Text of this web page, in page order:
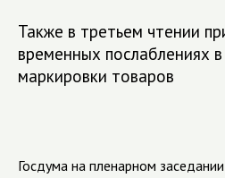
Также в третьем чтении
временных послаблениях
маркировки товаров
Госдума на пленарном